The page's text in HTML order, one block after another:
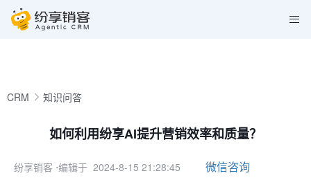
CRM 知识问答
如何利用纷享AI提升营销效率和质量？
纷享销客 ⋅编辑于 2024-8-15 21:28:45 微信咨询